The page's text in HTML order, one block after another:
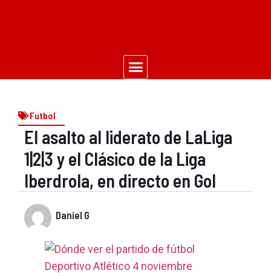
Futbol
El asalto al liderato de LaLiga
1|2|3 y el Clásico de la Liga
Iberdrola, en directo en Gol
Daniel G